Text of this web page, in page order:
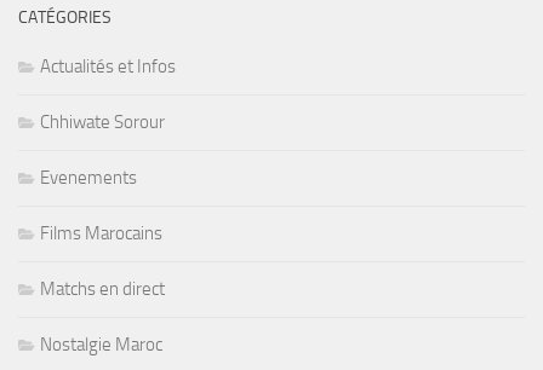
CATÉGORIES
Actualités et Infos
Chhiwate Sorour
Evenements
Films Marocains
Matchs en direct
Nostalgie Maroc